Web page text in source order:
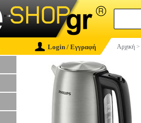
Login / Εγγραφή Αρχική >